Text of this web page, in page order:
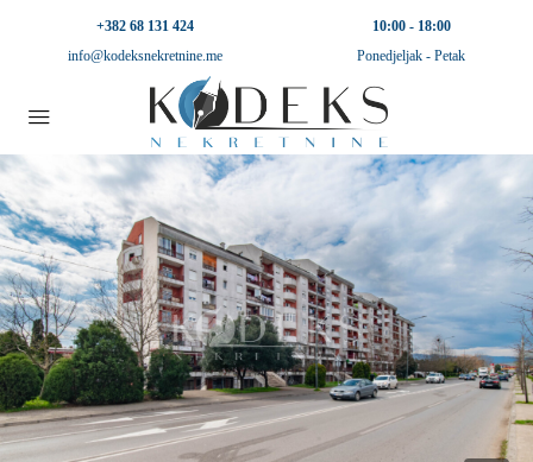
+382 68 131 424
info@kodeksnekretnine.me
10:00 - 18:00
Ponedjeljak - Petak